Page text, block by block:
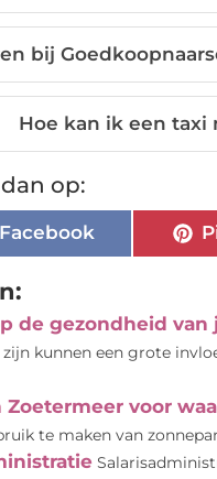
bij
Hoe kan ik een taxi
op:
Facebook
de gezondheid
kunnen een grote
voor
te maken van